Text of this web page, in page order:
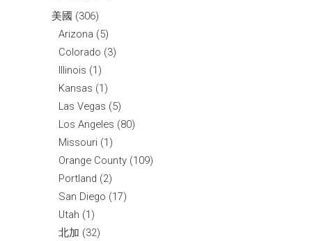
美國 (306)
Arizona (5)
Colorado (3)
Illinois (1)
Kansas (1)
Las Vegas (5)
Los Angeles (80)
Missouri (1)
Orange County (109)
Portland (2)
San Diego (17)
Utah (1)
北加 (32)